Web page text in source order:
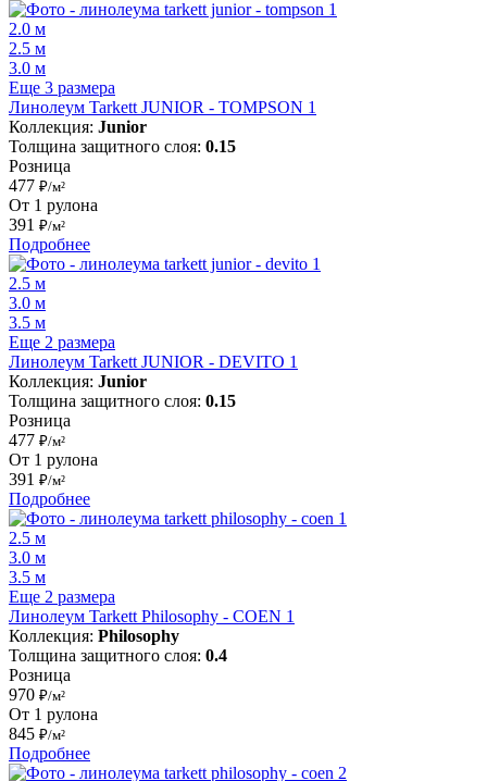
2.0 м
2.5 м
3.0 м
Еще 3 размера
Линолеум Tarkett JUNIOR - TOMPSON 1
Коллекция: Junior
Толщина защитного слоя: 0.15
Розница
477 ₽/м²
От 1 рулона
391 ₽/м²
Подробнее
2.5 м
3.0 м
3.5 м
Еще 2 размера
Линолеум Tarkett JUNIOR - DEVITO 1
Коллекция: Junior
Толщина защитного слоя: 0.15
Розница
477 ₽/м²
От 1 рулона
391 ₽/м²
Подробнее
2.5 м
3.0 м
3.5 м
Еще 2 размера
Линолеум Tarkett Philosophy - COEN 1
Коллекция: Philosophy
Толщина защитного слоя: 0.4
Розница
970 ₽/м²
От 1 рулона
845 ₽/м²
Подробнее